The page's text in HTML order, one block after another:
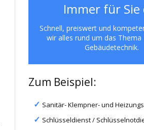
Immer für Sie
Schnell, preiswert und
wir alles rund um das Thema
Gebäudetechnik.
Zum Beispiel:
Sanitär- Klempner- und
Schlüsseldienst /